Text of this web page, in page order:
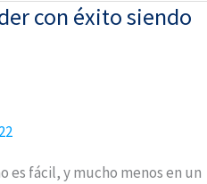
con éxito siendo
es fácil, y mucho menos en un